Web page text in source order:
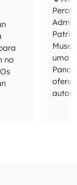
no
uma